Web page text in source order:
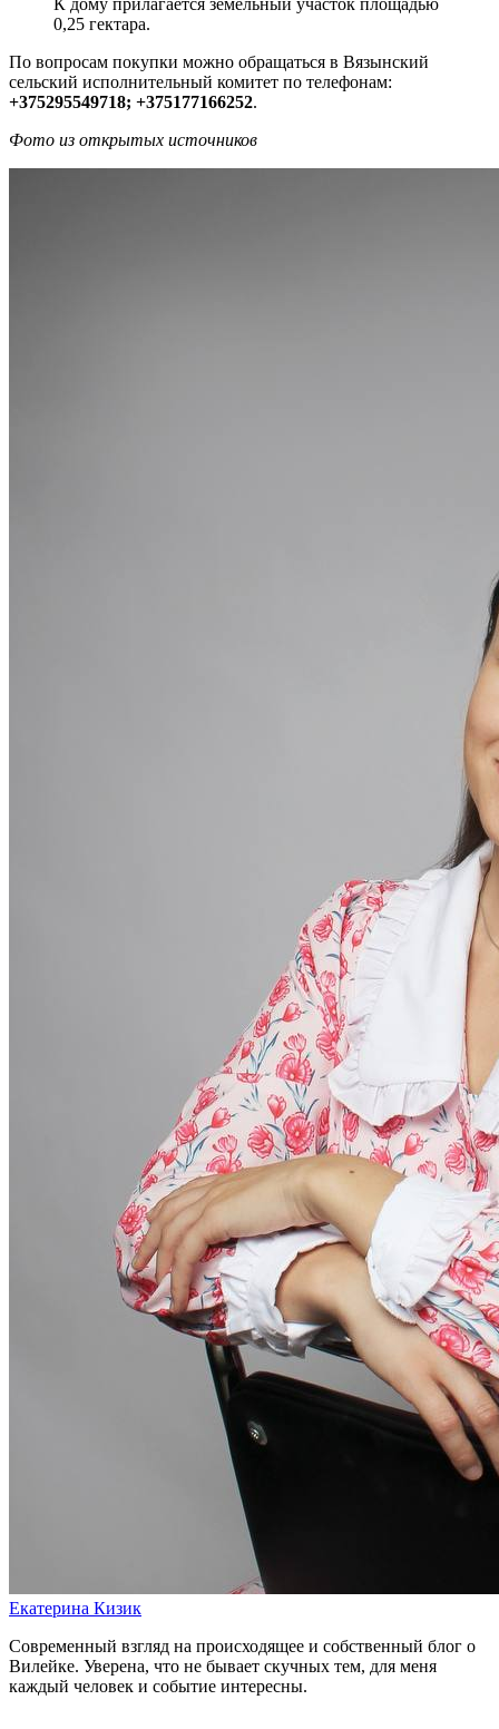
0,25 гектара.
По вопросам покупки можно обращаться в Вязынский
сельский исполнительный комитет по телефонам:
+375295549718; +375177166252.
Фото из открытых источников
Екатерина Кизик
Современный взгляд на происходящее и собственный блог о
Вилейке. Уверена, что не бывает скучных тем, для меня
каждый человек и событие интересны.